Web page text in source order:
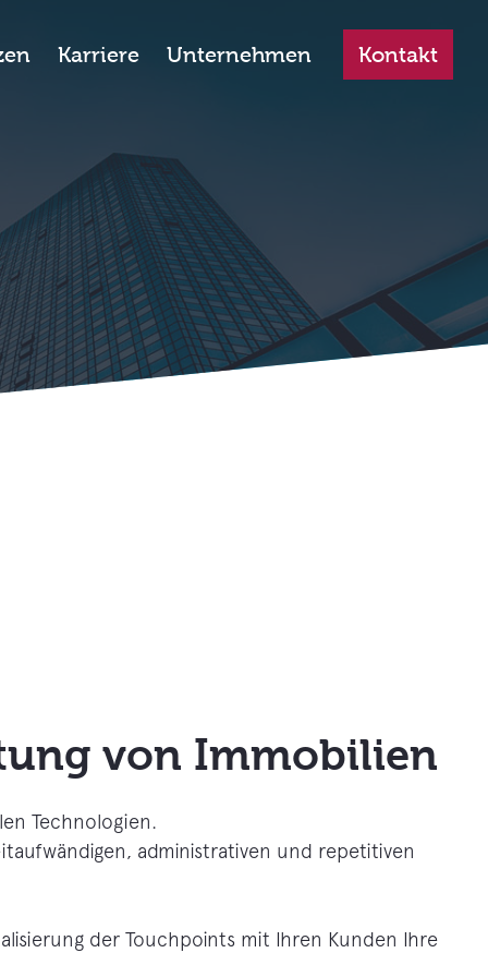
Karriere Unternehmen Kontakt
von Immobilien
Technologien.
administrativen und repetitiven
der Touchpoints mit Ihren Kunden Ihre